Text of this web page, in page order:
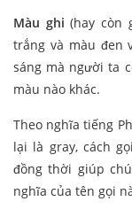
Màu ghi (hay còn
trắng và màu đen
sáng mà người ta
màu nào khác.
Theo nghĩa tiếng
lại là gray, cách
đồng thời giúp
nghĩa của tên gọi